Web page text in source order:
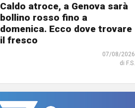
Caldo atroce, a Genova sarà
bollino rosso fino a
domenica. Ecco dove trovare
il fresco
07/08/2026
di F.S.